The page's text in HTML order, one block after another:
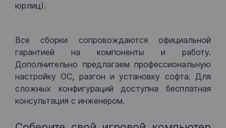
юрлиц).
Все сборки сопровождаются официальной
гарантией на компоненты и работу.
Дополнительно предлагаем профессиональную
настройку ОС, разгон и установку софта. Для
сложных конфигураций доступна бесплатная
консультация с инженером.